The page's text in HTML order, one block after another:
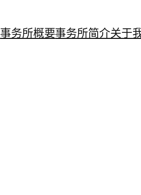
事务所概要事务所简介关于